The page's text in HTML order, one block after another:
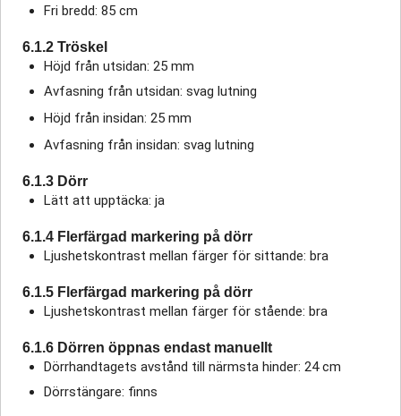
Fri bredd: 85 cm
6.1.2 Tröskel
Höjd från utsidan: 25 mm
Avfasning från utsidan: svag lutning
Höjd från insidan: 25 mm
Avfasning från insidan: svag lutning
6.1.3 Dörr
Lätt att upptäcka: ja
6.1.4 Flerfärgad markering på dörr
Ljushetskontrast mellan färger för sittande: bra
6.1.5 Flerfärgad markering på dörr
Ljushetskontrast mellan färger för stående: bra
6.1.6 Dörren öppnas endast manuellt
Dörrhandtagets avstånd till närmsta hinder: 24 cm
Dörrstängare: finns